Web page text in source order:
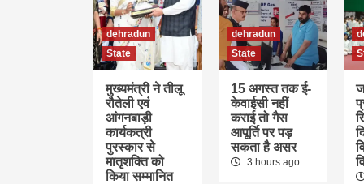
dehradun
State
मुख्यमंत्री ने तीलू
रौतेली एवं
आंगनबाड़ी
कार्यकत्री
पुरस्कार से
मातृशक्ति को
किया सम्मानित
dehradun
State
15 अगस्त तक ई-
केवाईसी नहीं
कराई तो गैस
आपूर्ति पर पड़
सकता है असर
3 hours ago